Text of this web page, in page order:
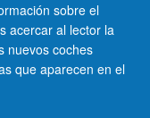
sobre el
acercar al lector la
nuevos coches
que aparecen en el